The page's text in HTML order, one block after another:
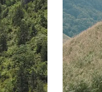
J'accepte